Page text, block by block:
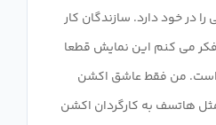
در خود دارد. سازندگان کار
فکر می کنم این نمایش قطعا
بالای 7 حداقل است. من فقط عاشق اکشن
هاتسف به کارگردان اکشن